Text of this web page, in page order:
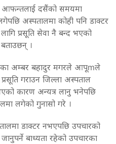
दसैंको समयमा
अस्पतालमा कोही पनि डाक्टर
प्रसूति सेवा नै बन्द भएको
।
अम्बर बहादुर मगरले आपूmले
गराउन जिल्ला अस्पताल
कारण अन्यत्र लानु भनेपछि
लगेको गुनासो गरे ।
डाक्टर नभएपछि उपचारको
बाध्यता रहेको उपचारका